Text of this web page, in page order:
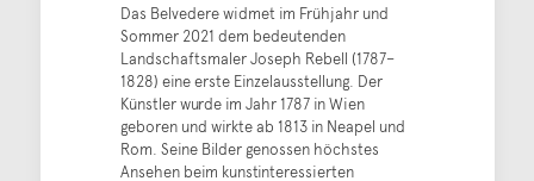
Das Belvedere widmet im Frühjahr und
Sommer 2021 dem bedeutenden
Landschaftsmaler Joseph Rebell (1787–
1828) eine erste Einzelausstellung. Der
Künstler wurde im Jahr 1787 in Wien
geboren und wirkte ab 1813 in Neapel und
Rom. Seine Bilder genossen höchstes
Ansehen beim kunstinteressierten